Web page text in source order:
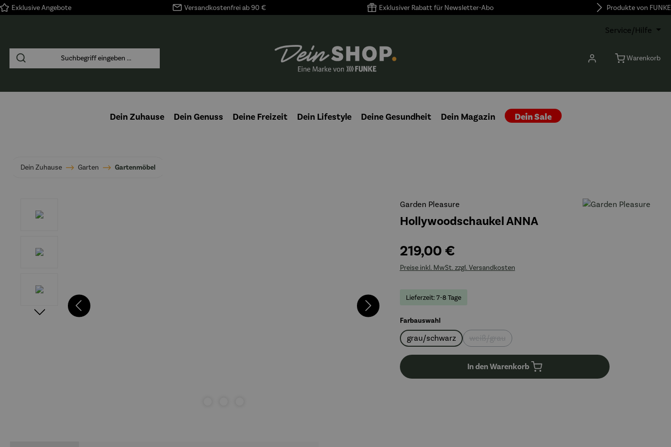
Zur Hauptnavigation springen
Exklusive Angebote Versandkostenfrei ab 90 € Exklusiver Rabatt für Newsletter-Abo Produkte von FUNKE
Service/Hilfe
Warenkorb
Dein Zuhause Dein Genuss Deine Freizeit Dein Lifestyle Deine Gesundheit Dein Magazin Dein Sale
Dein Zuhause Garten Gartenmöbel
Garden Pleasure
Hollywoodschaukel ANNA
219,00 €
Preise inkl. MwSt. zzgl. Versandkosten
Lieferzeit: 7-8 Tage
Farbauswahlauswählen
grau/schwarz
(Diese Option ist zurzeit nicht verfügbar.)
In den Warenkorb